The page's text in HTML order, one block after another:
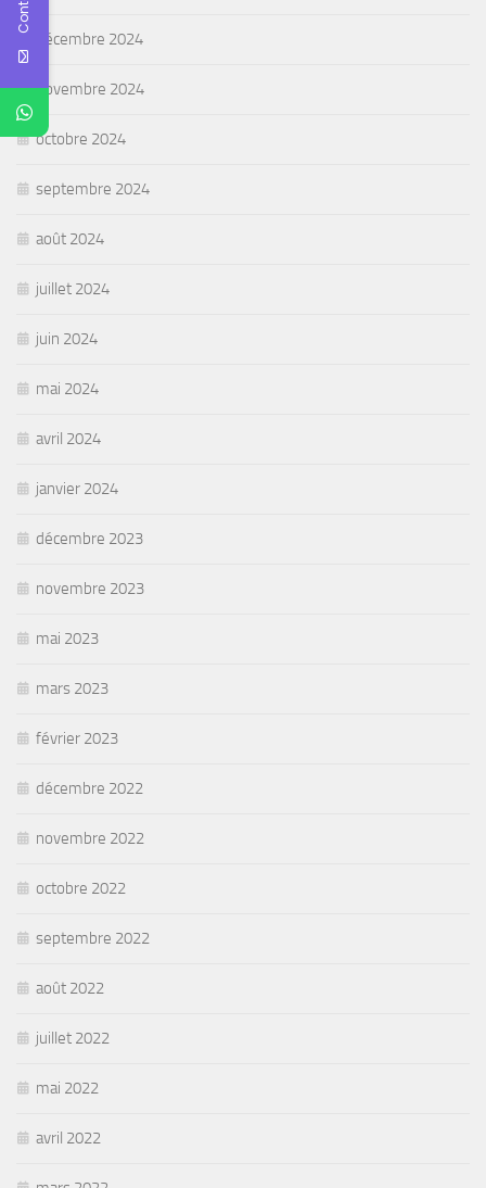
décembre 2024
novembre 2024
octobre 2024
septembre 2024
août 2024
juillet 2024
juin 2024
mai 2024
avril 2024
janvier 2024
décembre 2023
novembre 2023
mai 2023
mars 2023
février 2023
décembre 2022
novembre 2022
octobre 2022
septembre 2022
août 2022
juillet 2022
mai 2022
avril 2022